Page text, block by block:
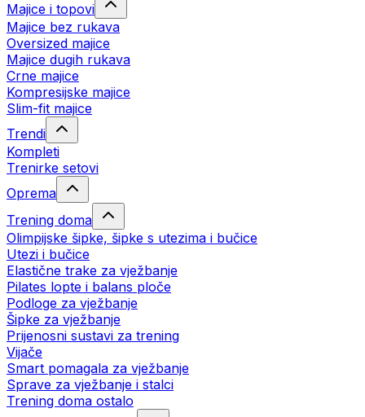
Majice i topovi
Majice bez rukava
Oversized majice
Majice dugih rukava
Crne majice
Kompresijske majice
Slim-fit majice
Trendi
Kompleti
Trenirke setovi
Oprema
Trening doma
Olimpijske šipke, šipke s utezima i bučice
Utezi i bučice
Elastične trake za vježbanje
Pilates lopte i balans ploče
Podloge za vježbanje
Šipke za vježbanje
Prijenosni sustavi za trening
Vijače
Smart pomagala za vježbanje
Sprave za vježbanje i stalci
Trening doma ostalo